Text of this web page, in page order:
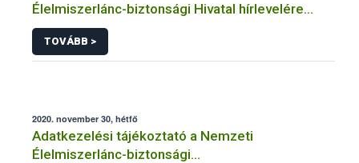
Élelmiszerlánc-biztonsági Hivatal hírlevelére
történő regisztrációhoz kapcsolódó
adatkezelések vonatkozásában
TOVÁBB >
2020. november 30, hétfő
Adatkezelési tájékoztató a Nemzeti
Élelmiszerlánc-biztonsági